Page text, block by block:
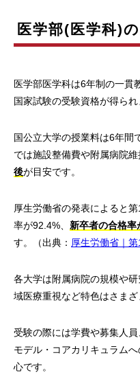
医学部(医学科)
医学部医学科は6年制の一貫
国家試験の受験資格が得られ
国公立大学の授業料は6年間
では施設整備費や附属病院維
後が目安です。
厚生労働省の発表によると
率が92.4%、 新卒者の合格率
す。（出典： 厚生労働省｜
各大学は附属病院の規模や
域医療重視など特色はさまざ
受験の際には学費や募集人
モデル・コアカリキュラム
心です。